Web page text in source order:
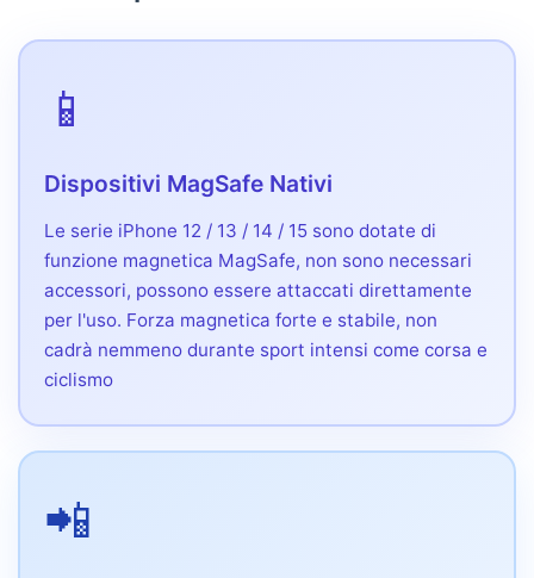
📱
Dispositivi MagSafe Nativi
Le serie iPhone 12 / 13 / 14 / 15 sono dotate di
funzione magnetica MagSafe, non sono necessari
accessori, possono essere attaccati direttamente
per l'uso. Forza magnetica forte e stabile, non
cadrà nemmeno durante sport intensi come corsa e
ciclismo
📲